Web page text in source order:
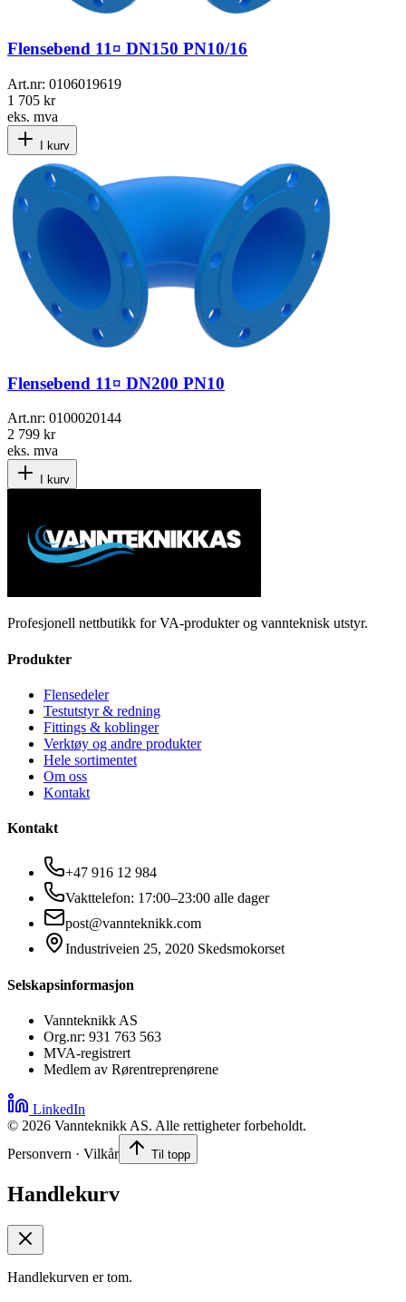
Flensebend 11¤ DN150 PN10/16
Art.nr: 0106019619
1 705 kr
eks. mva
I kurv
Flensebend 11¤ DN200 PN10
Art.nr: 0100020144
2 799 kr
eks. mva
I kurv
Profesjonell nettbutikk for VA-produkter og vannteknisk utstyr.
Produkter
Flensedeler
Testutstyr & redning
Fittings & koblinger
Verktøy og andre produkter
Hele sortimentet
Om oss
Kontakt
Kontakt
+47 916 12 984
Vakttelefon: 17:00–23:00 alle dager
post@vannteknikk.com
Industriveien 25, 2020 Skedsmokorset
Selskapsinformasjon
Vannteknikk AS
Org.nr: 931 763 563
MVA-registrert
Medlem av Rørentreprenørene
LinkedIn
© 2026 Vannteknikk AS. Alle rettigheter forbeholdt.
Personvern · Vilkår
Til topp
Handlekurv
Handlekurven er tom.